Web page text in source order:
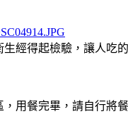
經得起檢驗，讓人吃
用餐完畢，請自行將